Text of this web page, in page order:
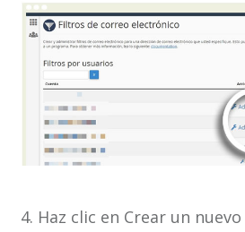
4. Haz clic en Crear un